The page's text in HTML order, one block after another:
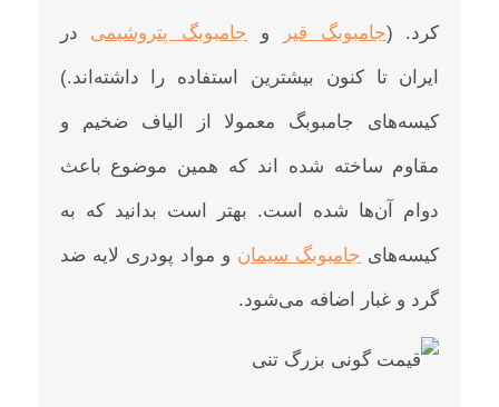
کرد. (جامبوبگ قیر و جامبوبگ پتروشیمی در
ایران تا کنون بیشترین استفاده را داشته‌اند.)
کیسه‌های جامبوبگ معمولا از الیاف ضخیم و
مقاوم ساخته شده اند که همین موضوع باعث
دوام آن‌ها شده است. بهتر است بدانید که به
کیسه‌های جامبوبگ‌ سیمان و مواد پودری لایه ضد
گرد و غبار اضافه می‌شود.